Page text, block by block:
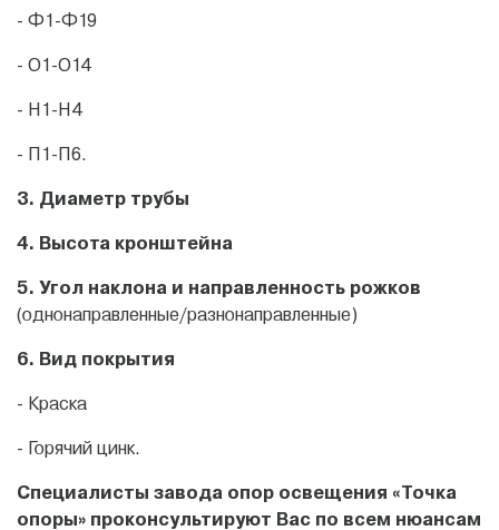
- Ф1-Ф19
- О1-О14
- Н1-Н4
- П1-П6.
3. Диаметр трубы
4. Высота кронштейна
5. Угол наклона и направленность рожков
(однонаправленные/разнонаправленные)
6. Вид покрытия
- Краска
- Горячий цинк.
Специалисты завода опор освещения «Точка
опоры» проконсультируют Вас по всем нюансам